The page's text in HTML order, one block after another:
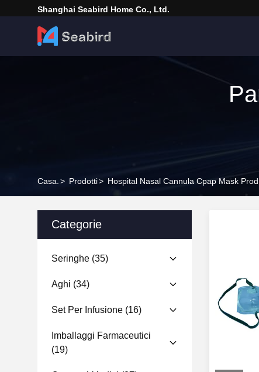
Shanghai Seabird Home Co., Ltd.
Casa. > Prodotti> Hospital Nasal Cannula Cpap Mask
Categorie
Seringhe (35)
Aghi (34)
Set Per Infusione (16)
Imballaggi Farmaceutici
(19)